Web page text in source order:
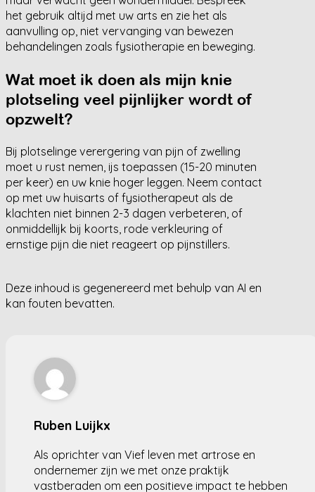
het gebruik altijd met uw arts en zie het als
aanvulling op, niet vervanging van bewezen
behandelingen zoals fysiotherapie en beweging.
Wat moet ik doen als mijn knie
plotseling veel pijnlijker wordt of
opzwelt?
Bij plotselinge verergering van pijn of zwelling
moet u rust nemen, ijs toepassen (15-20 minuten
per keer) en uw knie hoger leggen. Neem contact
op met uw huisarts of fysiotherapeut als de
klachten niet binnen 2-3 dagen verbeteren, of
onmiddellijk bij koorts, rode verkleuring of
ernstige pijn die niet reageert op pijnstillers.
Deze inhoud is gegenereerd met behulp van AI en
kan fouten bevatten.
Ruben Luijkx
Als oprichter van Vief leven met artrose en
ondernemer zijn we met onze praktijk
vastberaden om een positieve impact te hebben